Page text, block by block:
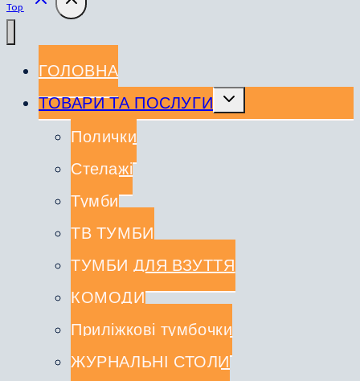
товару
Top
ГОЛОВНА
ТОВАРИ ТА ПОСЛУГИ
Перемкнути
нащадка
Полички
Стелажі
Тумби
ТВ ТУМБИ
ТУМБИ ДЛЯ ВЗУТТЯ
КОМОДИ
Приліжкові тумбочки
ЖУРНАЛЬНІ СТОЛИ